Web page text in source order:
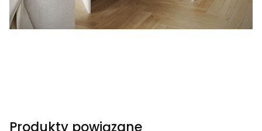
Produkty powiązane